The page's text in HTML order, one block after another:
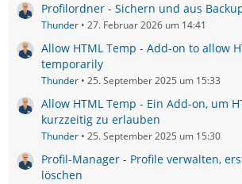
Profilordner - Sichern und aus
Thunder 27. Februar 2026 um 14:41
Allow HTML Temp - Add-on to allow
temporarily
Thunder 25. September 2025 um 15:33
Allow HTML Temp - Ein Add-on, um
kurzzeitig zu erlauben
Thunder 25. September 2025 um 15:30
Profil-Manager - Profile verwalten,
löschen